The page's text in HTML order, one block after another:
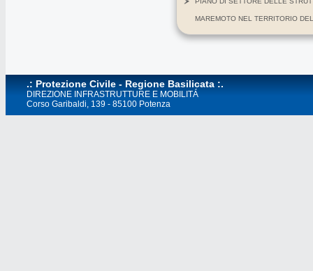
MAREMOTO NEL TERRITORIO
.: Protezione Civile - Regione Basilicata :.
DIREZIONE INFRASTRUTTURE E MOBILITÁ
Corso Garibaldi, 139 - 85100 Potenza